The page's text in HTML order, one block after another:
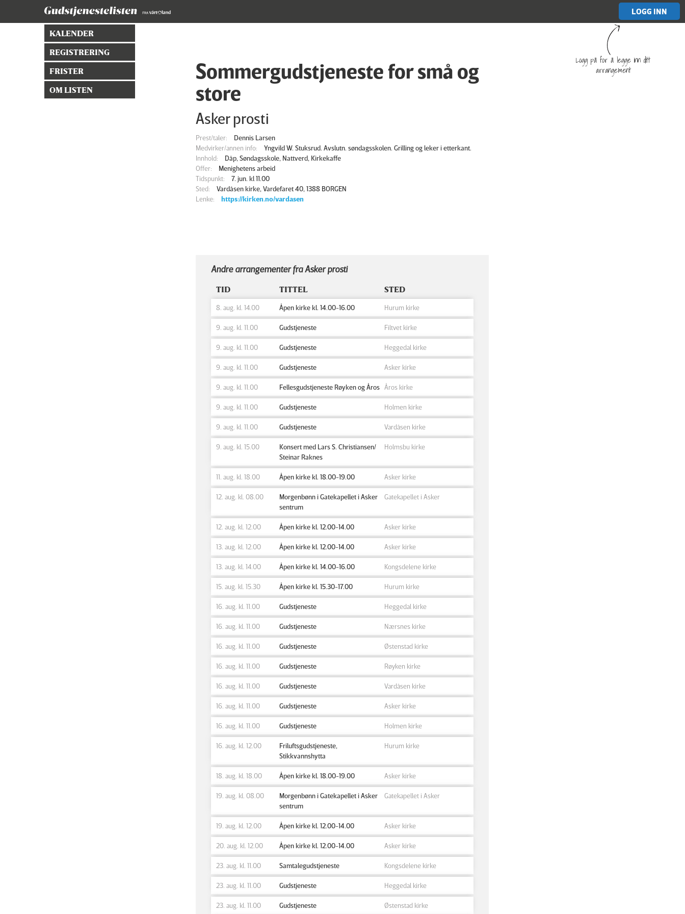
LOGG INN
Logg på for å legge inn ditt
arrangement
KALENDER
REGISTRERING
FRISTER
OM LISTEN
Sommergudstjeneste for små og
store
Asker prosti
Prest/taler:
Dennis Larsen
Medvirker/annen info:
Yngvild W. Stuksrud. Avslutn. søndagsskolen. Grilling og leker i etterkant.
Innhold:
Dåp, Søndagsskole, Nattverd, Kirkekaffe
Offer:
Menighetens arbeid
Tidspunkt:
7. jun. kl 11.00
Sted:
Vardåsen kirke, Vardefaret 40, 1388 BORGEN
Lenke:
https://kirken.no/vardasen
Andre arrangementer fra Asker prosti
TID TITTEL STED
8. aug. kl. 14.00 Åpen kirke kl. 14.00-16.00 Hurum kirke
9. aug. kl. 11.00 Gudstjeneste Filtvet kirke
9. aug. kl. 11.00 Gudstjeneste Heggedal kirke
9. aug. kl. 11.00 Gudstjeneste Asker kirke
9. aug. kl. 11.00 Fellesgudstjeneste Røyken og Åros Åros kirke
9. aug. kl. 11.00 Gudstjeneste Holmen kirke
9. aug. kl. 11.00 Gudstjeneste Vardåsen kirke
9. aug. kl. 15.00
Konsert med Lars S. Christiansen/
Steinar Raknes
Holmsbu kirke
11. aug. kl. 18.00 Åpen kirke kl. 18.00-19.00 Asker kirke
12. aug. kl. 08.00
Morgenbønn i Gatekapellet i Asker
sentrum
Gatekapellet i Asker
12. aug. kl. 12.00 Åpen kirke kl. 12.00-14.00 Asker kirke
13. aug. kl. 12.00 Åpen kirke kl. 12.00-14.00 Asker kirke
13. aug. kl. 14.00 Åpen kirke kl. 14.00-16.00 Kongsdelene kirke
15. aug. kl. 15.30 Åpen kirke kl. 15.30-17.00 Hurum kirke
16. aug. kl. 11.00 Gudstjeneste Heggedal kirke
16. aug. kl. 11.00 Gudstjeneste Nærsnes kirke
16. aug. kl. 11.00 Gudstjeneste Østenstad kirke
16. aug. kl. 11.00 Gudstjeneste Røyken kirke
16. aug. kl. 11.00 Gudstjeneste Vardåsen kirke
16. aug. kl. 11.00 Gudstjeneste Asker kirke
16. aug. kl. 11.00 Gudstjeneste Holmen kirke
16. aug. kl. 12.00
Friluftsgudstjeneste,
Stikkvannshytta
Hurum kirke
18. aug. kl. 18.00 Åpen kirke kl. 18.00-19.00 Asker kirke
19. aug. kl. 08.00
Morgenbønn i Gatekapellet i Asker
sentrum
Gatekapellet i Asker
19. aug. kl. 12.00 Åpen kirke kl. 12.00-14.00 Asker kirke
20. aug. kl. 12.00 Åpen kirke kl. 12.00-14.00 Asker kirke
23. aug. kl. 11.00 Samtalegudstjeneste Kongsdelene kirke
23. aug. kl. 11.00 Gudstjeneste Heggedal kirke
23. aug. kl. 11.00 Gudstjeneste Østenstad kirke